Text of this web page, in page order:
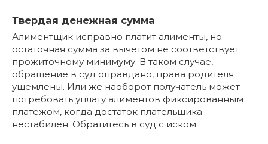
Твердая денежная сумма
Алиментщик исправно платит алименты, но
остаточная сумма за вычетом не соответствует
прожиточному минимуму. В таком случае,
обращение в суд оправдано, права родителя
ущемлены. Или же наоборот получатель может
потребовать уплату алиментов фиксированным
платежом, когда достаток плательщика
нестабилен. Обратитесь в суд с иском.